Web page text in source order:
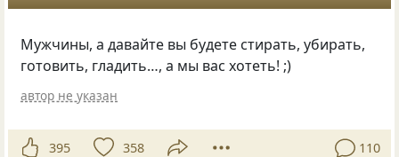
Мужчины, а давайте вы будете стирать, убирать,
готовить, гладить…, а мы вас хотеть! ;)
автор не указан
395 358 110